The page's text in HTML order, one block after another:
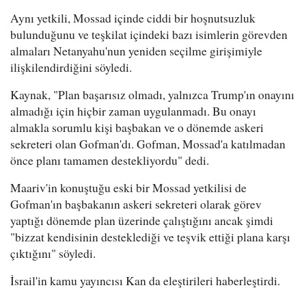
Aynı yetkili, Mossad içinde ciddi bir hoşnutsuzluk
bulunduğunu ve teşkilat içindeki bazı isimlerin görevden
almaları Netanyahu'nun yeniden seçilme girişimiyle
ilişkilendirdiğini söyledi.
Kaynak, "Plan başarısız olmadı, yalnızca Trump'ın onayını
almadığı için hiçbir zaman uygulanmadı. Bu onayı
almakla sorumlu kişi başbakan ve o dönemde askeri
sekreteri olan Gofman'dı. Gofman, Mossad'a katılmadan
önce planı tamamen destekliyordu" dedi.
Maariv'in konuştuğu eski bir Mossad yetkilisi de
Gofman'ın başbakanın askeri sekreteri olarak görev
yaptığı dönemde plan üzerinde çalıştığını ancak şimdi
"bizzat kendisinin desteklediği ve teşvik ettiği plana karşı
çıktığını" söyledi.
İsrail'in kamu yayıncısı Kan da eleştirileri haberleştirdi.